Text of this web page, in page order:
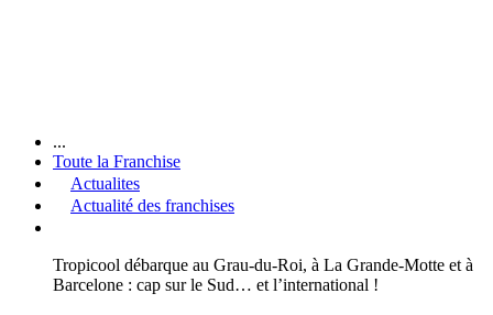
...
Toute la Franchise
Actualites
Actualité des franchises
Tropicool débarque au Grau-du-Roi, à La Grande-Motte et à
Barcelone : cap sur le Sud… et l’international !